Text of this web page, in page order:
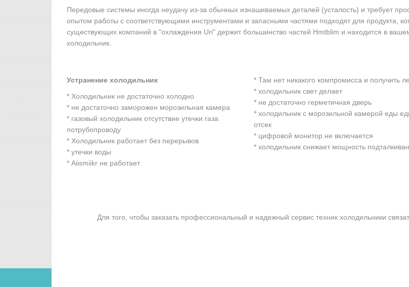
Передовые системы иногда неудачу из-за обычных изнашиваемых деталей (усталость) и требует
опытом работы с соответствующими инструментами и запасными частями подходят для продукта,
существующих компаний в "охлаждения Uri" держит большинство частей Hmtblim и находится в
холодильник.
Устранение холодильник
* Холодильник не достаточно холодно
* не достаточно заморожен морозильная камера
* газовый холодильник отсутствие утечки газа
потрубопроводу
* Холодильник работает без перерывов
* утечки воды
* Aiismiikr не работает
* Там нет никакого компромисса и получить
* холодильник свет делает
* не достаточно герметичная дверь
* холодильник с морозильной камерой еды
отсек
* цифровой монитор не включается
* холодильник снижает мощность
Для того, чтобы заказать профессиональный и надежный сервис техник холодильники